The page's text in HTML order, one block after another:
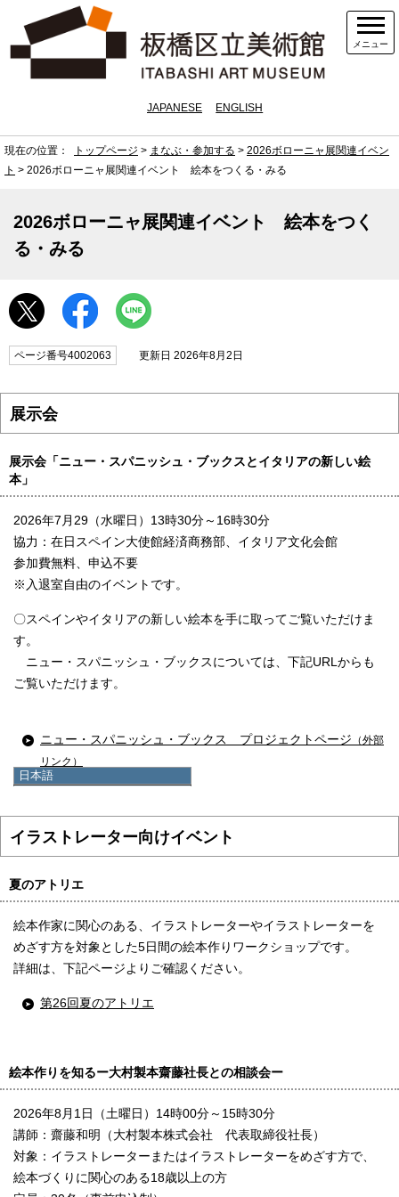
メニュー
JAPANESE ENGLISH
日本語
한국어
简体中文
繁體中文
現在の位置： トップページ > まなぶ・参加する > 2026ボローニャ展関連イベン
ト > 2026ボローニャ展関連イベント 絵本をつくる・みる
2026ボローニャ展関連イベント 絵本をつく
る・みる
ページ番号4002063 更新日 2026年8月2日
展示会
展示会「ニュー・スパニッシュ・ブックスとイタリアの新しい絵
本」
2026年7月29（水曜日）13時30分～16時30分
協力：在日スペイン大使館経済商務部、イタリア文化会館
参加費無料、申込不要
※入退室自由のイベントです。
〇スペインやイタリアの新しい絵本を手に取ってご覧いただけま
す。
ニュー・スパニッシュ・ブックスについては、下記URLからも
ご覧いただけます。
ニュー・スパニッシュ・ブックス プロジェクトページ （外部
リンク）
イラストレーター向けイベント
夏のアトリエ
絵本作家に関心のある、イラストレーターやイラストレーターを
めざす方を対象とした5日間の絵本作りワークショップです。
詳細は、下記ページよりご確認ください。
第26回夏のアトリエ
絵本作りを知るー大村製本齋藤社長との相談会ー
2026年8月1日（土曜日）14時00分～15時30分
講師：齋藤和明（大村製本株式会社 代表取締役社長）
対象：イラストレーターまたはイラストレーターをめざす方で、
絵本づくりに関心のある18歳以上の方